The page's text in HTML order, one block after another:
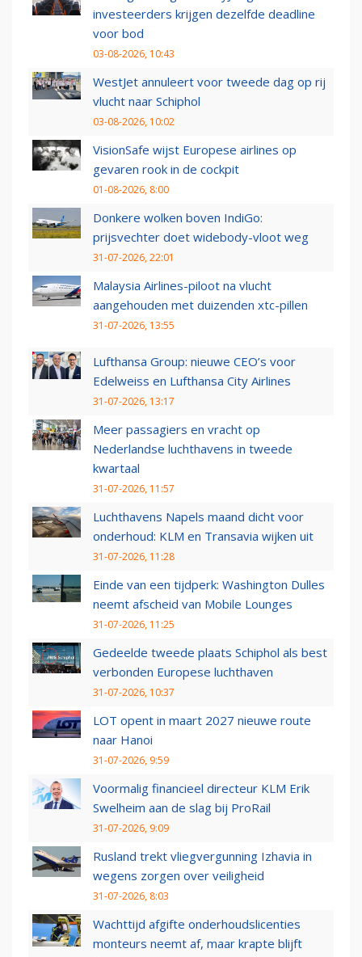
investeerders krijgen dezelfde deadline
voor bod
03-08-2026, 10:43
WestJet annuleert voor tweede dag op rij
vlucht naar Schiphol
03-08-2026, 10:02
VisionSafe wijst Europese airlines op
gevaren rook in de cockpit
01-08-2026, 8:00
Donkere wolken boven IndiGo:
prijsvechter doet widebody-vloot weg
31-07-2026, 22:01
Malaysia Airlines-piloot na vlucht
aangehouden met duizenden xtc-pillen
31-07-2026, 13:55
Lufthansa Group: nieuwe CEO’s voor
Edelweiss en Lufthansa City Airlines
31-07-2026, 13:17
Meer passagiers en vracht op
Nederlandse luchthavens in tweede
kwartaal
31-07-2026, 11:57
Luchthavens Napels maand dicht voor
onderhoud: KLM en Transavia wijken uit
31-07-2026, 11:28
Einde van een tijdperk: Washington Dulles
neemt afscheid van Mobile Lounges
31-07-2026, 11:25
Gedeelde tweede plaats Schiphol als best
verbonden Europese luchthaven
31-07-2026, 10:37
LOT opent in maart 2027 nieuwe route
naar Hanoi
31-07-2026, 9:59
Voormalig financieel directeur KLM Erik
Swelheim aan de slag bij ProRail
31-07-2026, 9:09
Rusland trekt vliegvergunning Izhavia in
wegens zorgen over veiligheid
31-07-2026, 8:03
Wachttijd afgifte onderhoudslicenties
monteurs neemt af, maar krapte blijft